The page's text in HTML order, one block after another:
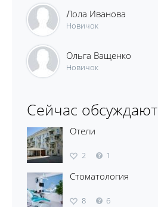
Лола Иванова
Новичок
Ольга Ващенко
Новичок
Сейчас обсуждают
Отели
2 1
Стоматология
8 6